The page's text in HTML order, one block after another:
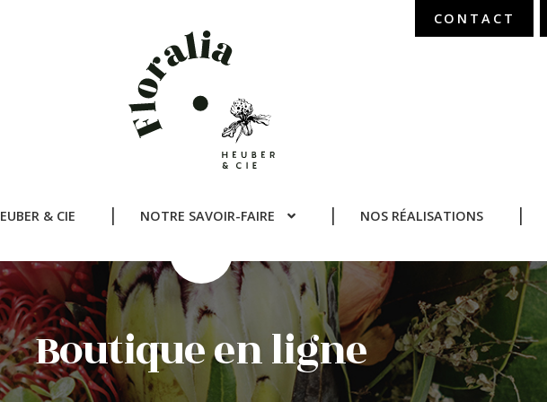
& CIE NOTRE SAVOIR-FAIRE NOS RÉALISATIONS
CONTACT
Boutique en ligne